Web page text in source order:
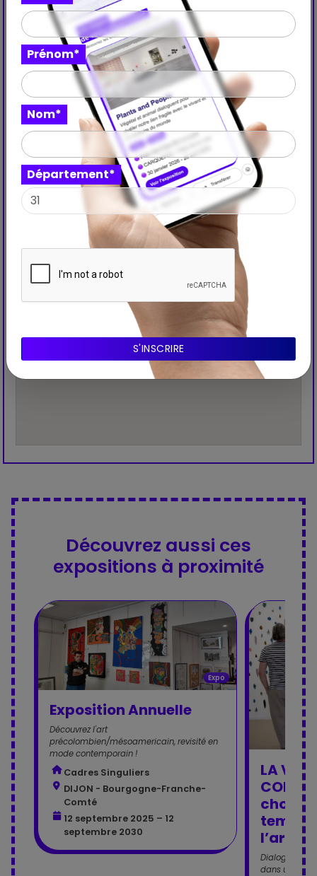
Nancy Rubins
Olivier Mosset
Peter Downsbrough
Reiner Ruthenbeck
Stephen Antonakos
Découvrez aussi ces
expositions à proximité
Expo
Exposition Annuelle
Découvrez l'art
précolombien/mésoamericain, revisité en
mode contemporain !
Cadres Singuliers
DIJON - Bourgogne-Franche-
Comté
12 septembre 2025 – 12
septembre 2030
LA
choc
temps
l’art
Dialogues
dans un
Prénom*
Nom*
Département*